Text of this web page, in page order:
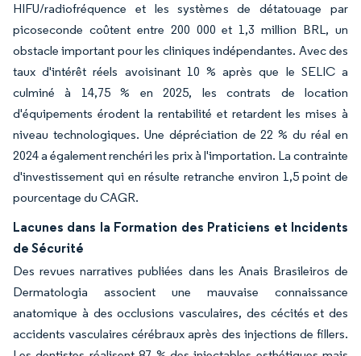
HIFU/radiofréquence et les systèmes de détatouage par
picoseconde coûtent entre 200 000 et 1,3 million BRL, un
obstacle important pour les cliniques indépendantes. Avec des
taux d'intérêt réels avoisinant 10 % après que le SELIC a
culminé à 14,75 % en 2025, les contrats de location
d'équipements érodent la rentabilité et retardent les mises à
niveau technologiques. Une dépréciation de 22 % du réal en
2024 a également renchéri les prix à l'importation. La contrainte
d'investissement qui en résulte retranche environ 1,5 point de
pourcentage du CAGR.
Lacunes dans la Formation des Praticiens et Incidents
de Sécurité
Des revues narratives publiées dans les Anais Brasileiros de
Dermatologia associent une mauvaise connaissance
anatomique à des occlusions vasculaires, des cécités et des
accidents vasculaires cérébraux après des injections de fillers.